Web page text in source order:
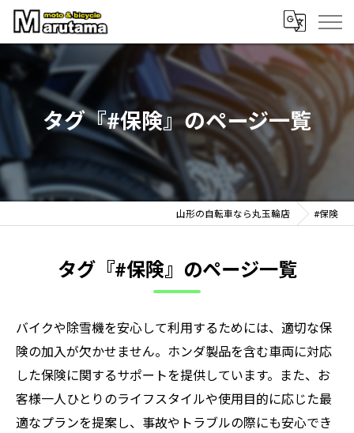
タグ『#保険』のページ一覧
山形の自転車なら丸玉輪店 #保険
タグ『#保険』のページ一覧
バイクや除雪機を安心して利用するためには、適切な保
険の加入が欠かせません。ホンダ製品を含む車両に対応
した保険に関するサポートを提供しています。また、お
客様一人ひとりのライフスタイルや使用目的に応じた最
適なプランを提案し、事故やトラブルの際にも安心でき